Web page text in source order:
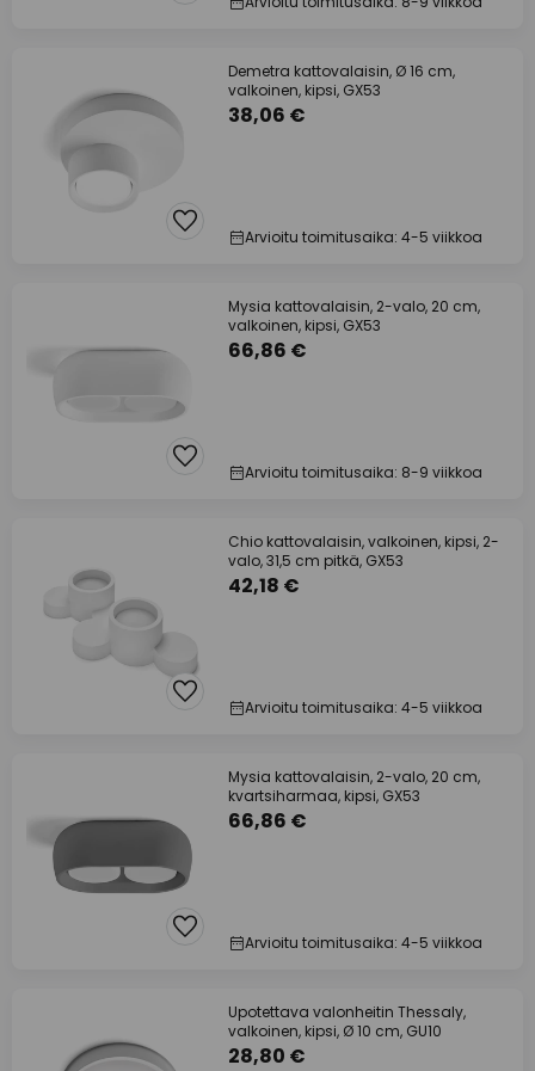
Demetra kattovalaisin, Ø 16 cm,
valkoinen, kipsi, GX53
38,06 €
Arvioitu toimitusaika: 4-5 viikkoa
Mysia kattovalaisin, 2-valo, 20 cm,
valkoinen, kipsi, GX53
66,86 €
Arvioitu toimitusaika: 8-9 viikkoa
Chio kattovalaisin, valkoinen, kipsi, 2-
valo, 31,5 cm pitkä, GX53
42,18 €
Arvioitu toimitusaika: 4-5 viikkoa
Mysia kattovalaisin, 2-valo, 20 cm,
kvartsiharmaa, kipsi, GX53
66,86 €
Arvioitu toimitusaika: 4-5 viikkoa
Upotettava valonheitin Thessaly,
valkoinen, kipsi, Ø 10 cm, GU10
28,80 €